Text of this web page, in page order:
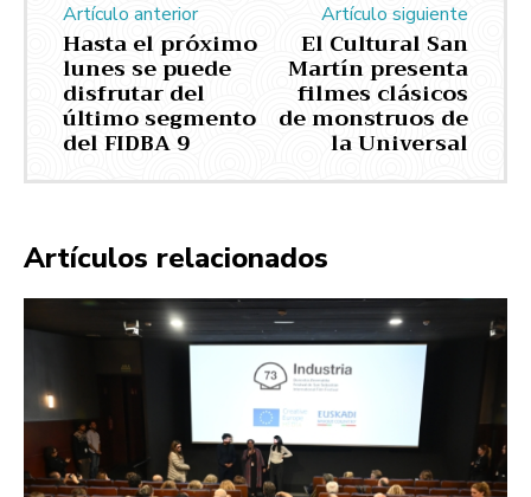
Artículo anterior
Hasta el próximo
lunes se puede
disfrutar del
último segmento
del FIDBA 9
Artículo siguiente
El Cultural San
Martín presenta
filmes clásicos
de monstruos de
la Universal
Artículos relacionados